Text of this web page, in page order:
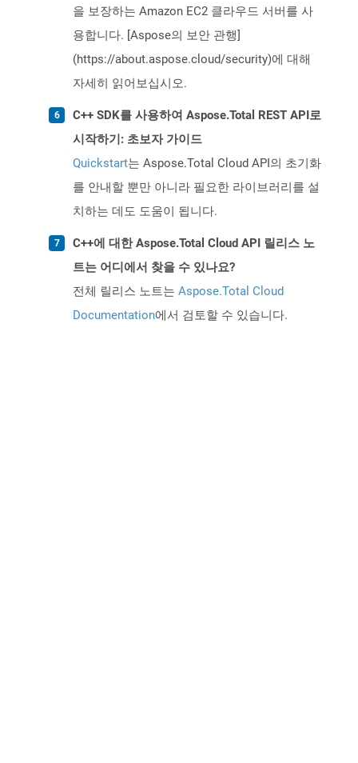
을 보장하는 Amazon EC2 클라우드 서버를 사
용합니다. [Aspose의 보안 관행]
(https://about.aspose.cloud/security)에 대해
자세히 읽어보십시오.
C++ SDK를 사용하여 Aspose.Total REST API로
시작하기: 초보자 가이드
Quickstart는 Aspose.Total Cloud API의 초기화
를 안내할 뿐만 아니라 필요한 라이브러리를 설
치하는 데도 도움이 됩니다.
C++에 대한 Aspose.Total Cloud API 릴리스 노
트는 어디에서 찾을 수 있나요?
전체 릴리스 노트는 Aspose.Total Cloud
Documentation에서 검토할 수 있습니다.